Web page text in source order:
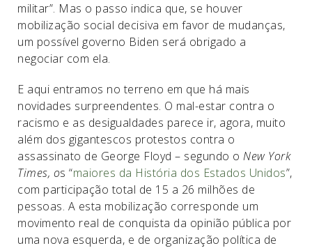
militar”. Mas o passo indica que, se houver
mobilização social decisiva em favor de mudanças,
um possível governo Biden será obrigado a
negociar com ela.
E aqui entramos no terreno em que há mais
novidades surpreendentes. O mal-estar contra o
racismo e as desigualdades parece ir, agora, muito
além dos gigantescos protestos contra o
assassinato de George Floyd – segundo o New York
Times, os “maiores da História dos Estados Unidos”,
com participação total de 15 a 26 milhões de
pessoas. A esta mobilização corresponde um
movimento real de conquista da opinião pública por
uma nova esquerda, e de organização política de